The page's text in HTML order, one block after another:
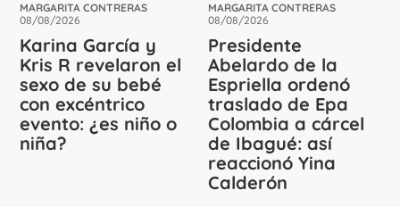
MARGARITA CONTRERAS
08/08/2026
Karina García y
Kris R revelaron el
sexo de su bebé
con excéntrico
evento: ¿es niño o
niña?
MARGARITA CONTRERAS
08/08/2026
Presidente
Abelardo de la
Espriella ordenó
traslado de Epa
Colombia a cárcel
de Ibagué: así
reaccionó Yina
Calderón